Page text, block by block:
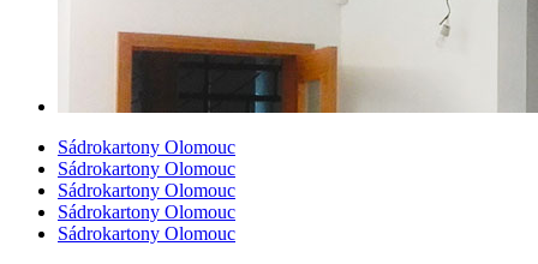
Sádrokartony Olomouc
Sádrokartony Olomouc
Sádrokartony Olomouc
Sádrokartony Olomouc
Sádrokartony Olomouc